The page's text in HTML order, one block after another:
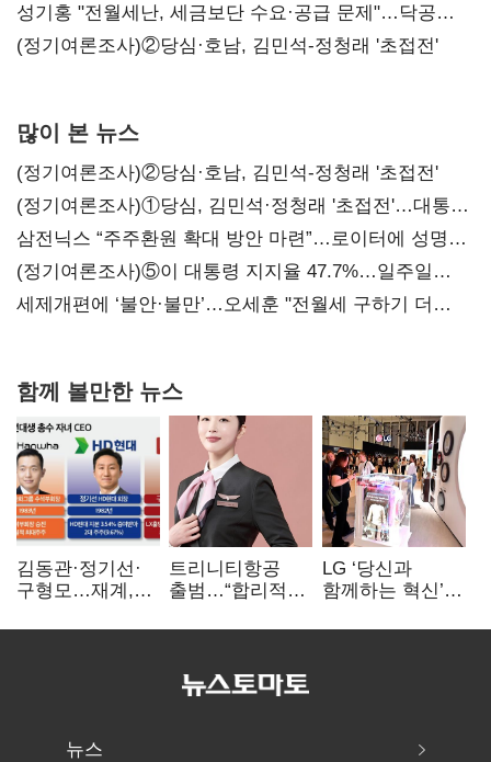
구조혁신
성기홍 "전월세난, 세금보단 수요·공급 문제"…닥공
시사
(정기여론조사)②당심·호남, 김민석-정청래 '초접전'
많이 본 뉴스
(정기여론조사)②당심·호남, 김민석-정청래 '초접전'
(정기여론조사)①당심, 김민석·정청래 '초접전'…대통령
지지도 '50% 아래로'(종합)
삼전닉스 “주주환원 확대 방안 마련”…로이터에 성명
보내
(정기여론조사)⑤이 대통령 지지율 47.7%…일주일
만에 다시 40%대
세제개편에 ‘불안·불만’…오세훈 "전월세 구하기 더
함께 볼만한 뉴스
김동관·정기선·
구형모…재계,
전성시대
트리니티항공
출범…“합리적
서비스로 승부”
LG ‘당신과
함께하는 혁신’…
홈’ 비전 공개
뉴스